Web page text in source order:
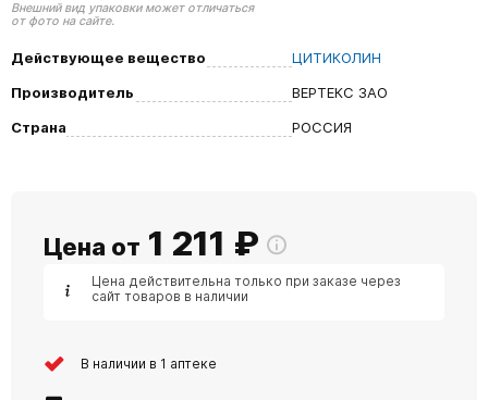
Внешний вид упаковки может отличаться
от фото на сайте.
Действующее вещество
ЦИТИКОЛИН
Производитель
ВЕРТЕКС ЗАО
Страна
РОССИЯ
Цена от 1 211 ₽
Цена действительна только при заказе через
сайт товаров в наличии
В наличии в 1 аптеке